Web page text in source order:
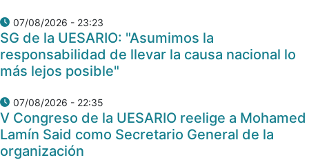
07/08/2026 - 23:23
SG de la UESARIO: "Asumimos la
responsabilidad de llevar la causa nacional lo
más lejos posible"
07/08/2026 - 22:35
V Congreso de la UESARIO reelige a Mohamed
Lamín Said como Secretario General de la
organización